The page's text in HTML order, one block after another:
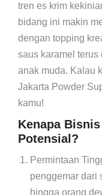
tren es krim
bidang ini makin
dengan topping
saus karamel terus
anak muda. Kalau
Jakarta Powder
kamu!
Kenapa
Potensial?
Permintaan
penggemar dari
hingga orang